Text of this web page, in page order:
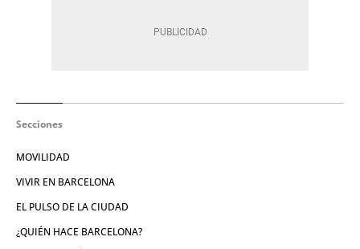
Secciones
MOVILIDAD
VIVIR EN BARCELONA
EL PULSO DE LA CIUDAD
¿QUIÉN HACE BARCELONA?